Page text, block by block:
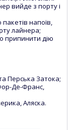
вийде з порту і
напоїв,
лайнера;
припинити дію
Перська Затока;
Де-Франс,
Аляска.